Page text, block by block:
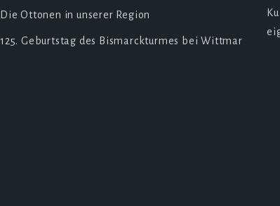
Die Ottonen in unserer Region
125. Geburtstag des Bismarckturmes bei Wittmar